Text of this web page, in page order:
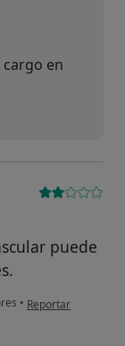
en
puede
• en opinión del
Reportar